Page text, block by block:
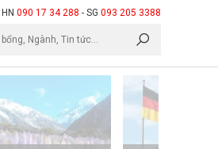
HN 090 17 34 288 - SG 093 205 3388